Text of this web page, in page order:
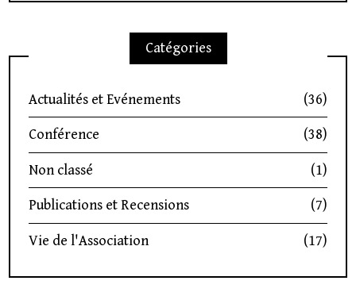
Catégories
Actualités et Evénements (36)
Conférence (38)
Non classé (1)
Publications et Recensions (7)
Vie de l'Association (17)